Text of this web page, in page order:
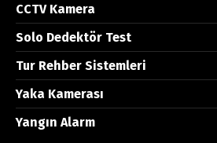
CCTV Kamera
Solo Dedektör Test
Tur Rehber Sistemleri
Yaka Kamerası
Yangın Alarm